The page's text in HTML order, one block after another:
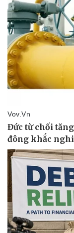
Dinh dưỡng - món
Cây thuốc
Sản phụ khoa
Nhi khoa
Nam khoa
Làm đẹp - giảm cân
Phòng mạch online
Ăn sạch sống khỏe